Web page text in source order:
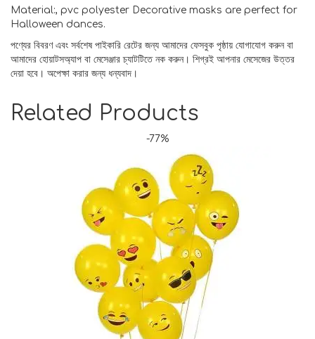
Material:, pvc polyester Decorative masks are perfect for
Halloween dances.
পণ্যের বিবরণ এবং সর্বশেষ পাইকারি রেটের জন্য আমাদের ফেসবুক পৃষ্ঠায় যোগাযোগ করুন বা
আমাদের হোয়াটসঅ্যাপ বা মেসেঞ্জার চ্যাটটিতে নক করুন। শিগ্রই আপনার মেসেজের উত্তর
দেয়া হবে। অপেক্ষা করার জন্য ধন্যবাদ।
Related Products
-77%